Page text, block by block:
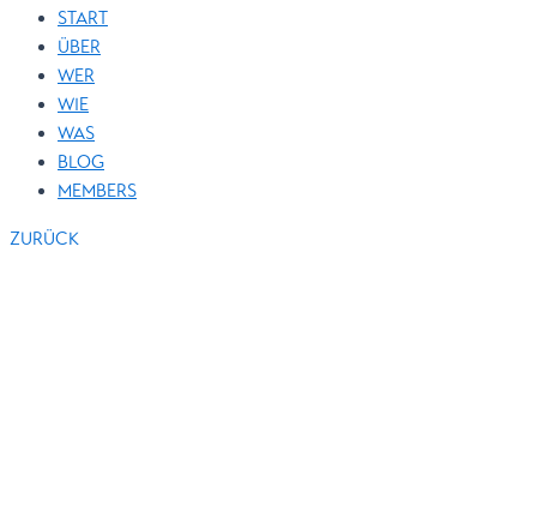
START
ÜBER
WER
WIE
WAS
BLOG
MEMBERS
ZURÜCK